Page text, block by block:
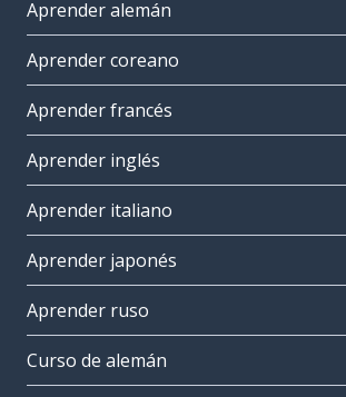
Aprender alemán
Aprender coreano
Aprender francés
Aprender inglés
Aprender italiano
Aprender japonés
Aprender ruso
Curso de alemán